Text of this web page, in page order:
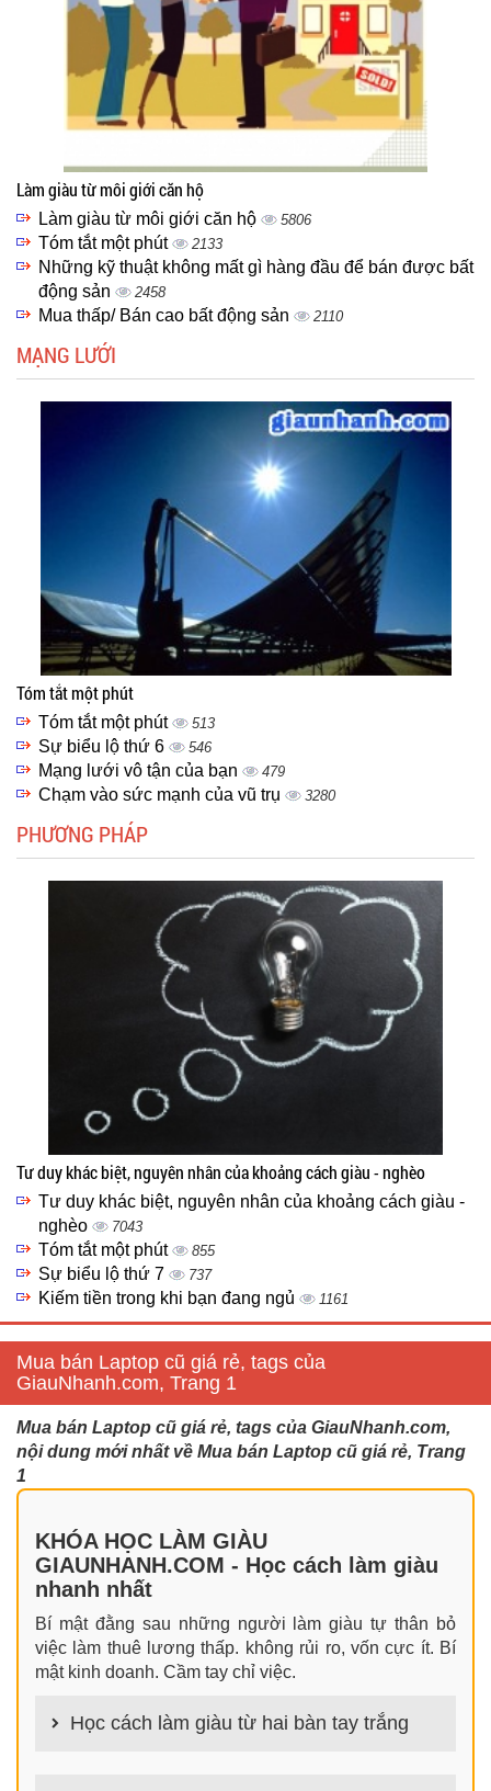
Làm giàu từ môi giới căn hộ
Làm giàu từ môi giới căn hộ 5806
Tóm tắt một phút 2133
Những kỹ thuật không mất gì hàng đầu để bán được bất
động sản
2458
Mua thấp/ Bán cao bất động sản 2110
MẠNG LƯỚI
Tóm tắt một phút
Tóm tắt một phút 513
Sự biểu lộ thứ 6 546
Mạng lưới vô tận của bạn 479
Chạm vào sức mạnh của vũ trụ 3280
PHƯƠNG PHÁP
Tư duy khác biệt, nguyên nhân của khoảng cách giàu - nghèo
Tư duy khác biệt, nguyên nhân của khoảng cách giàu -
nghèo
7043
Tóm tắt một phút 855
Sự biểu lộ thứ 7 737
Kiếm tiền trong khi bạn đang ngủ 1161
Mua bán Laptop cũ giá rẻ, tags của
GiauNhanh.com, Trang 1
Mua bán Laptop cũ giá rẻ, tags của GiauNhanh.com,
nội dung mới nhất về Mua bán Laptop cũ giá rẻ, Trang
1
KHÓA HỌC LÀM GIÀU
GIAUNHANH.COM - Học cách làm giàu
nhanh nhất
Bí mật đằng sau những người làm giàu tự thân bỏ
việc làm thuê lương thấp. không rủi ro, vốn cực ít. Bí
mật kinh doanh. Cầm tay chỉ việc.
Học cách làm giàu từ hai bàn tay trắng